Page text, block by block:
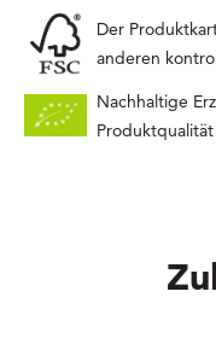
Der
anderen
Nachhaltige
Produktqualität